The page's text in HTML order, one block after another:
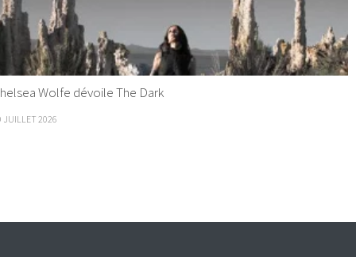
Wolfe dévoile The Dark
JUILLET 2026